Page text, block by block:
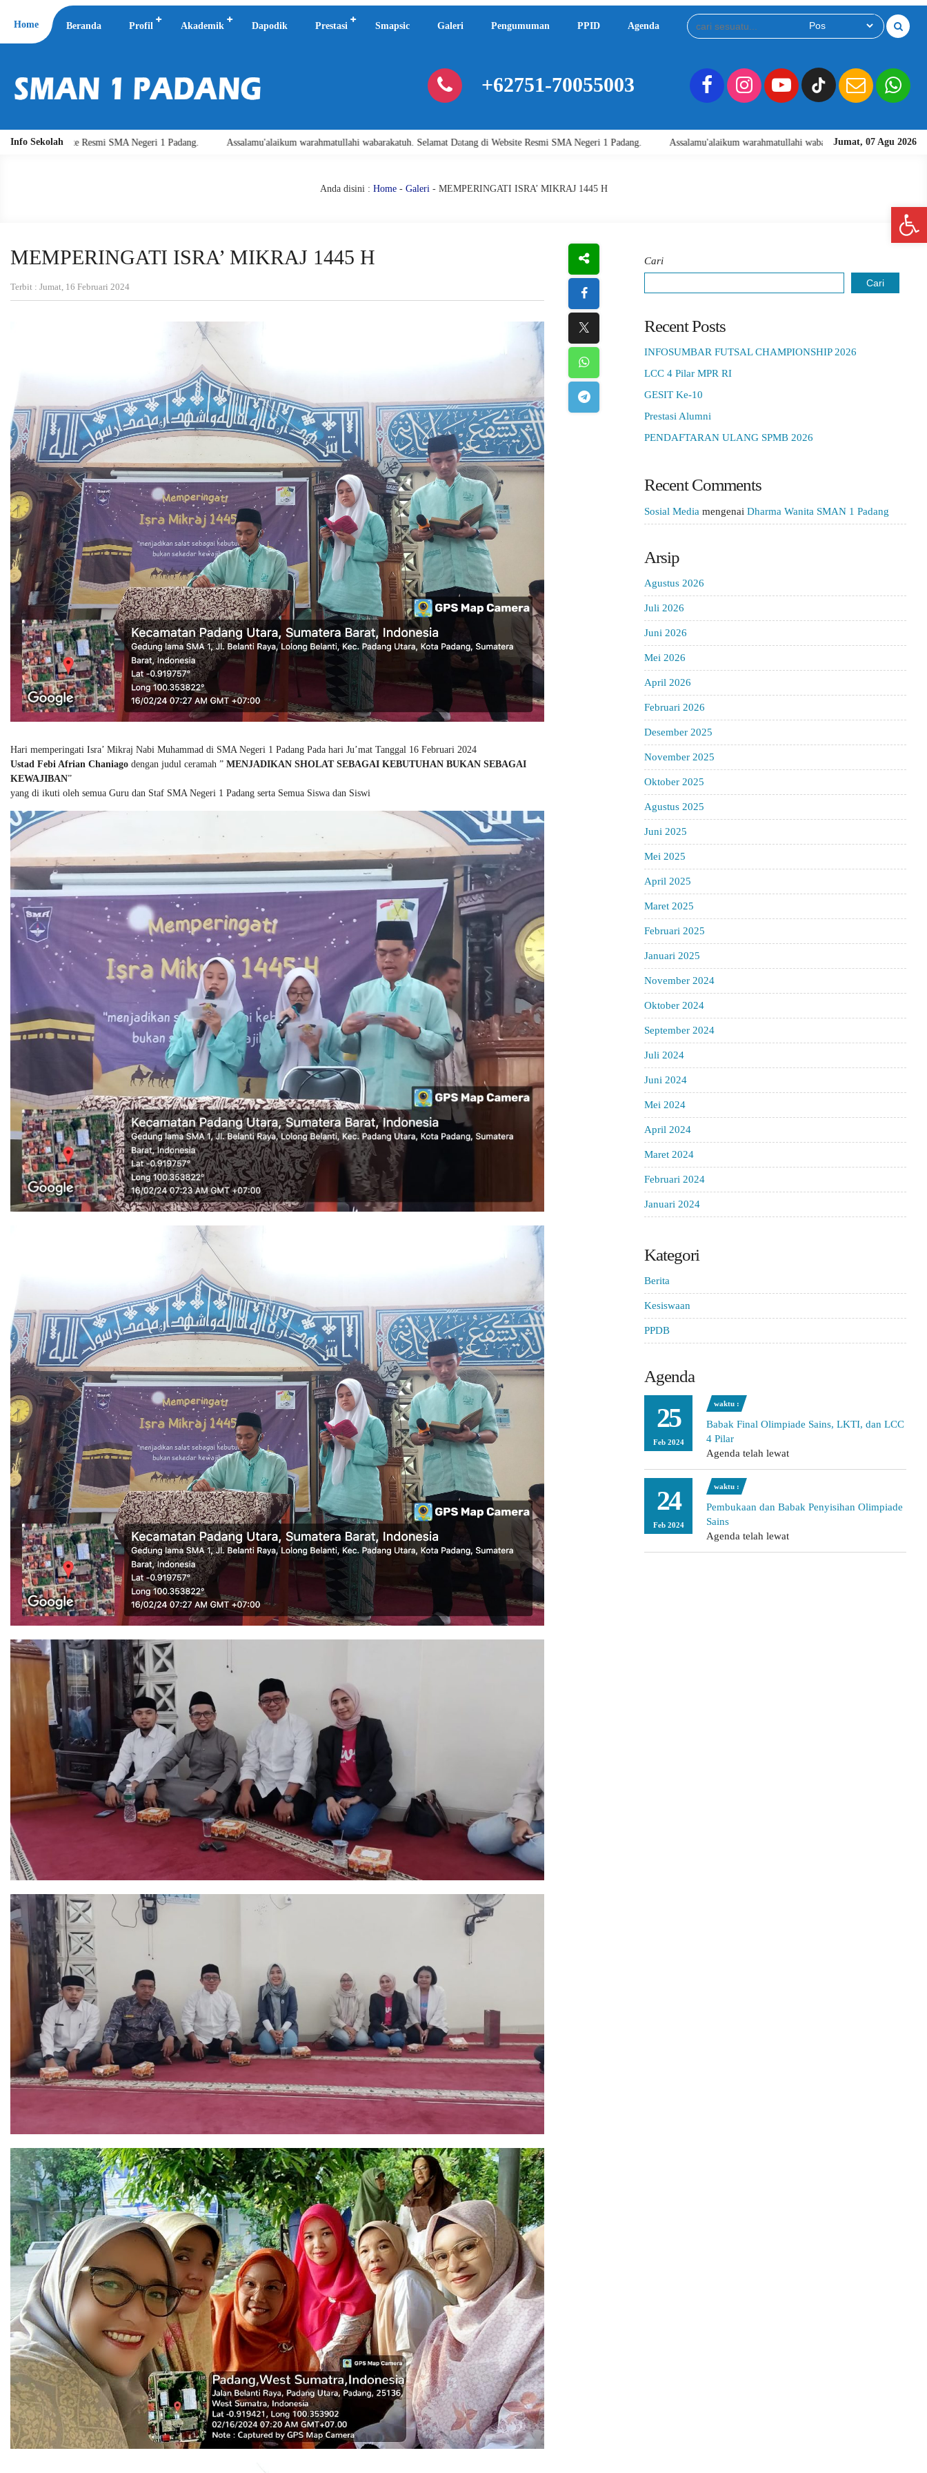
Home Beranda Profil Akademik Dapodik Prestasi Smapsic Galeri Pengumuman PPID Agenda Download
+62751-70055003
Info Sekolah Jumat, 07 Agu 2026
Negeri 1 Padang. Assalamu'alaikum warahmatullahi wabarakatuh. Selamat Datang di Website Resmi SMA Negeri 1 Padang. Assalamu'alaikum warahmatullahi wabarakatuh. Selamat Datang di Website Resmi SMA Negeri
Anda disini : Home- Galeri- MEMPERINGATI ISRA’ MIKRAJ 1445 H
MEMPERINGATI ISRA’ MIKRAJ 1445 H
Terbit : Jumat, 16 Februari 2024
Hari memperingati Isra’ Mikraj Nabi Muhammad di SMA Negeri 1 Padang Pada hari Ju’mat Tanggal 16 Februari 2024
Ustad Febi Afrian Chaniago dengan judul ceramah ” MENJADIKAN SHOLAT SEBAGAI KEBUTUHAN BUKAN SEBAGAI
KEWAJIBAN”
yang di ikuti oleh semua Guru dan Staf SMA Negeri 1 Padang serta Semua Siswa dan Siswi
Cari
Cari
Recent Posts
INFOSUMBAR FUTSAL CHAMPIONSHIP 2026
LCC 4 Pilar MPR RI
GESIT Ke-10
Prestasi Alumni
PENDAFTARAN ULANG SPMB 2026
Recent Comments
Sosial Media mengenai Dharma Wanita SMAN 1 Padang
Arsip
Agustus 2026
Juli 2026
Juni 2026
Mei 2026
April 2026
Februari 2026
Desember 2025
November 2025
Oktober 2025
Agustus 2025
Juni 2025
Mei 2025
April 2025
Maret 2025
Februari 2025
Januari 2025
November 2024
Oktober 2024
September 2024
Juli 2024
Juni 2024
Mei 2024
April 2024
Maret 2024
Februari 2024
Januari 2024
Kategori
Berita
Kesiswaan
PPDB
Agenda
25
Feb 2024
waktu :
Babak Final Olimpiade Sains, LKTI, dan LCC
4 Pilar
Agenda telah lewat
24
Feb 2024
waktu :
Pembukaan dan Babak Penyisihan Olimpiade
Sains
Agenda telah lewat